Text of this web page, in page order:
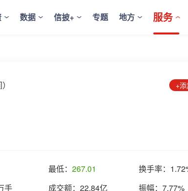
数据 信披+ 专题 地方 服务
+
最低： 267.01 换手率：
手 成交额： 22.84亿 振幅： 7.77%